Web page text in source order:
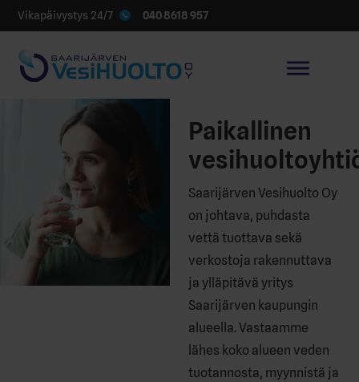
Vikapäivystys 24/7 040 8618 957
Paikallinen
Saarijärven Vesihuolto Oy
on johtava, puhdasta
vettä tuottava sekä
verkostoja rakennuttava
ja ylläpitävä yritys
Saarijärven kaupungin
alueella. Vastaamme
lähes koko alueen veden
tuotannosta, myynnistä ja